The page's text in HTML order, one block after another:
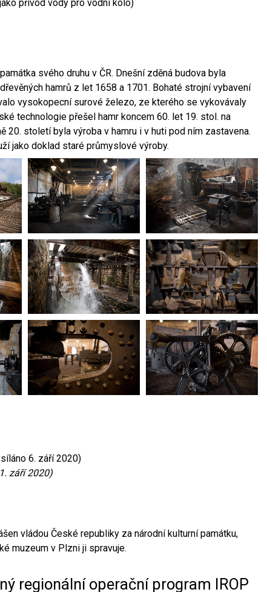
přívod vody pro vodní kolo)
svého druhu v ČR. Dnešní zděná budova byla
hamrů z let 1658 a 1701. Bohaté strojní vybavení
vysokopecní surové železo, ze kterého se vykovávaly
technologie přešel hamr koncem 60. let 19. stol. na
20. století byla výroba v hamru i v huti pod ním zastavena.
jako doklad staré průmyslové výroby.
6. září 2020)
září 2020)
vládou České republiky za národní kulturní památku,
muzeum v Plzni ji spravuje.
regionální operační program IROP